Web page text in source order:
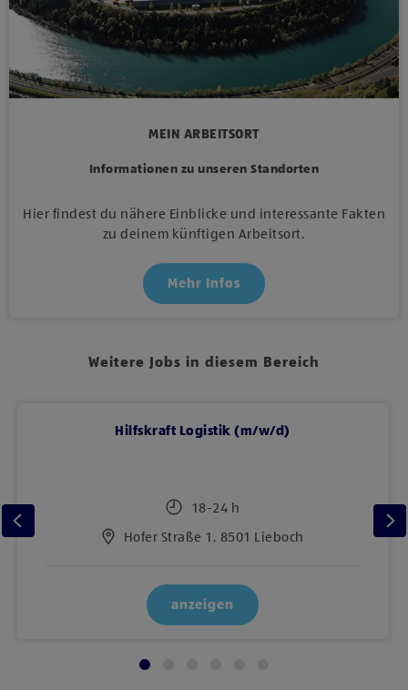
MEIN ARBEITSORT
Informationen zu unseren Standorten
Hier findest du nähere Einblicke und interessante Fakten
zu deinem künftigen Arbeitsort.
Mehr Infos
Weitere Jobs in diesem Bereich
Hilfskraft Logistik (m/w/d)
18-24 h
Hofer Straße 1, 8501 Lieboch
anzeigen